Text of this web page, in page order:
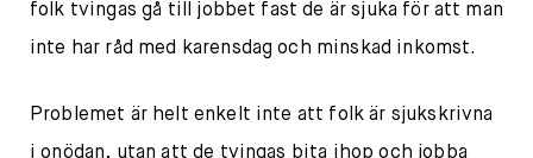
folk tvingas gå till jobbet fast de är sjuka för att man
inte har råd med karensdag och minskad inkomst.
Problemet är helt enkelt inte att folk är sjukskrivna
i onödan, utan att de tvingas bita ihop och jobba